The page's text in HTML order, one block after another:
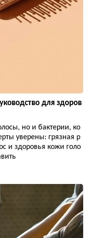
для здоров
но и бактерии, ко
уверены: грязная р
и здоровья кожи голо